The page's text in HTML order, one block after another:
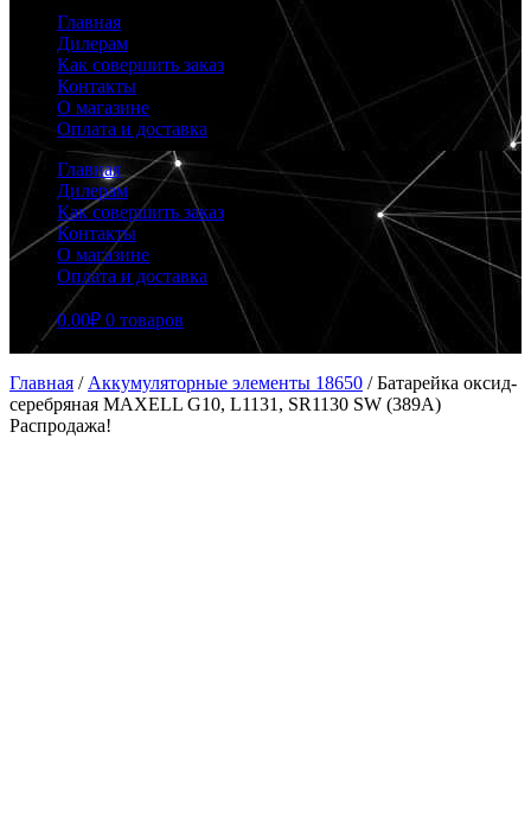
Главная
Дилерам
Как совершить заказ
Контакты
О магазине
Оплата и доставка
Главная
Дилерам
Как совершить заказ
Контакты
О магазине
Оплата и доставка
0.00₽ 0 товаров
Главная / Аккумуляторные элементы 18650 /Батарейка оксид-
серебряная MAXELL G10, L1131, SR1130 SW (389A)
Распродажа!